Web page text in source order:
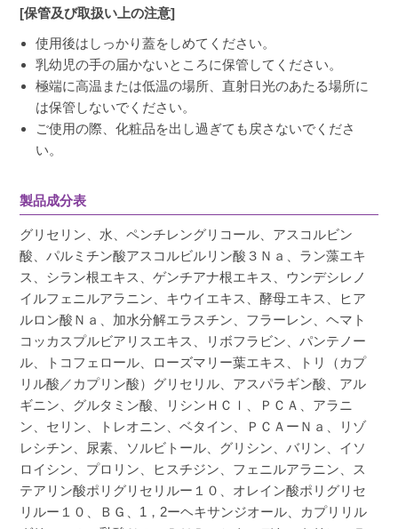
[保管及び取扱い上の注意]
使用後はしっかり蓋をしめてください。
乳幼児の手の届かないところに保管してください。
極端に高温または低温の場所、直射日光のあたる場所に
は保管しないでください。
ご使用の際、化粧品を出し過ぎても戻さないでくださ
い。
製品成分表
グリセリン、水、ペンチレングリコール、アスコルビン
酸、パルミチン酸アスコルビルリン酸３Ｎａ、ラン藻エキ
ス、シラン根エキス、ゲンチアナ根エキス、ウンデシレノ
イルフェニルアラニン、キウイエキス、酵母エキス、ヒア
ルロン酸Ｎａ、加水分解エラスチン、フラーレン、ヘマト
コッカスプルビアリスエキス、リボフラビン、パンテノー
ル、トコフェロール、ローズマリー葉エキス、トリ（カプ
リル酸／カプリン酸）グリセリル、アスパラギン酸、アル
ギニン、グルタミン酸、リシンＨＣｌ、ＰＣＡ、アラニ
ン、セリン、トレオニン、ベタイン、ＰＣＡーＮａ、リゾ
レシチン、尿素、ソルビトール、グリシン、バリン、イソ
ロイシン、プロリン、ヒスチジン、フェニルアラニン、ス
テアリン酸ポリグリセリルー１０、オレイン酸ポリグリセ
リルー１０、ＢＧ、1，2ーヘキサンジオール、カプリリル